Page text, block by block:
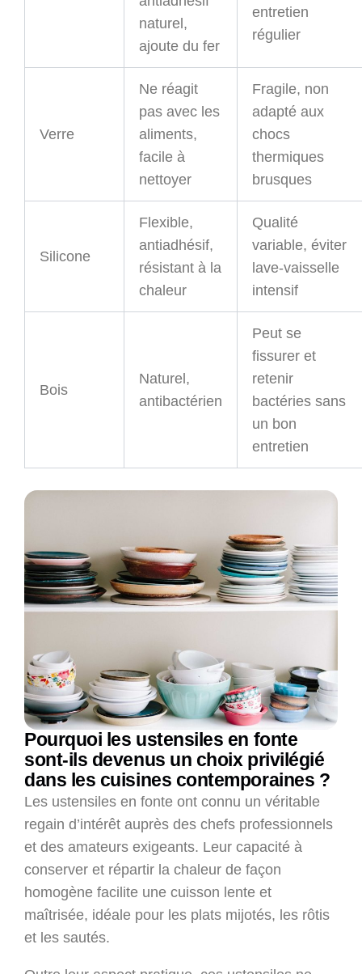
naturel,
ajoute du fer
entretien
régulier
Verre
Ne réagit
pas avec les
aliments,
facile à
nettoyer
Fragile, non
adapté aux
chocs
thermiques
brusques
Silicone
Flexible,
antiadhésif,
résistant à la
chaleur
Qualité
variable, éviter
lave-vaisselle
intensif
Bois
Naturel,
antibactérien
Peut se
fissurer et
retenir
bactéries sans
un bon
entretien
Pourquoi les ustensiles en fonte
sont-ils devenus un choix privilégié
dans les cuisines contemporaines ?
Les ustensiles en fonte ont connu un véritable
regain d’intérêt auprès des chefs professionnels
et des amateurs exigeants. Leur capacité à
conserver et répartir la chaleur de façon
homogène facilite une cuisson lente et
maîtrisée, idéale pour les plats mijotés, les rôtis
et les sautés.